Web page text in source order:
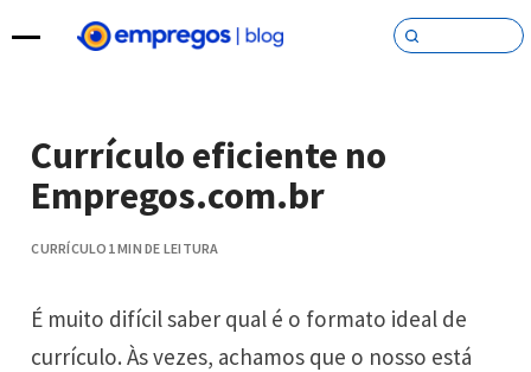
Pular para o conteúdo
Currículo eficiente no
Empregos.com.br
CURRÍCULO 1 MIN DE LEITURA
É muito difícil saber qual é o formato ideal de
currículo. Às vezes, achamos que o nosso está